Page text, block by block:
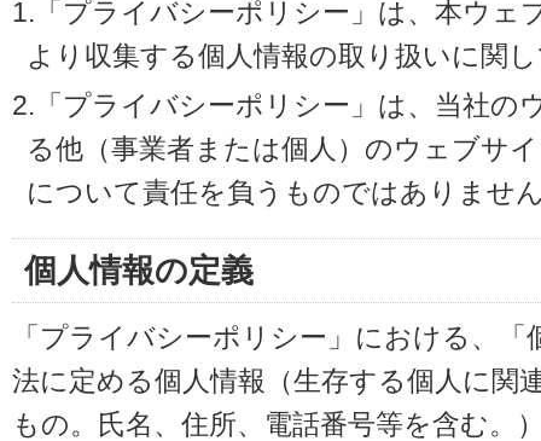
1.「プライバシーポリシー」は、本ウェ
より収集する個人情報の取り扱いに関
2.「プライバシーポリシー」は、当社の
る他（事業者または個人）のウェブサ
について責任を負うものではありませ
個人情報の定義
「プライバシーポリシー」における、
法に定める個人情報（生存する個人に関
もの。氏名、住所、電話番号等を含む。